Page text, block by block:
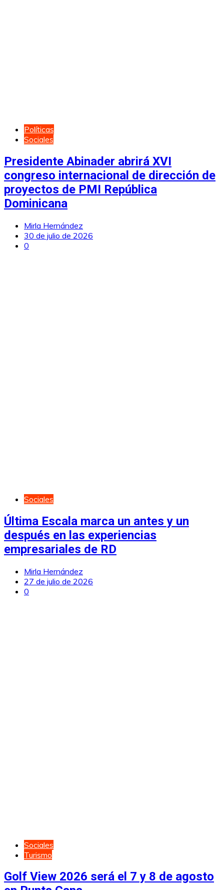
Políticas
Sociales
Presidente Abinader abrirá XVI
congreso internacional de dirección de
proyectos de PMI República
Dominicana
Mirla Hernández
30 de julio de 2026
0
Sociales
Última Escala marca un antes y un
después en las experiencias
empresariales de RD
Mirla Hernández
27 de julio de 2026
0
Sociales
Turismo
Golf View 2026 será el 7 y 8 de agosto